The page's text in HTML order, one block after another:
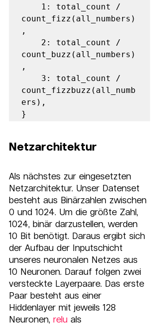
count_fizz(all_numbers)
,
count_buzz(all_numbers)
,
count_fizzbuzz(all_numb
ers),
}
Netzarchitektur
Als nächstes zur eingesetzten
Netzarchitektur. Unser Datenset
besteht aus Binärzahlen zwischen
0 und 1024. Um die größte Zahl,
1024, binär darzustellen, werden
10 Bit benötigt. Daraus ergibt sich
der Aufbau der Inputschicht
unseres neuronalen Netzes aus
10 Neuronen. Darauf folgen zwei
versteckte Layerpaare. Das erste
Paar besteht aus einer
Hiddenlayer mit jeweils 128
Neuronen, relu als